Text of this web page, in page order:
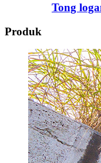
Tong
Produk